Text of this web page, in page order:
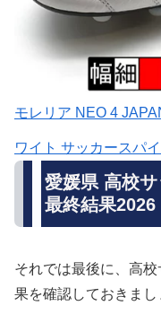
モレリア NEO 4
ワイト サッカースパ
愛媛県 高校
最終結果2026
それでは最後に、高
果を確認しておきまし